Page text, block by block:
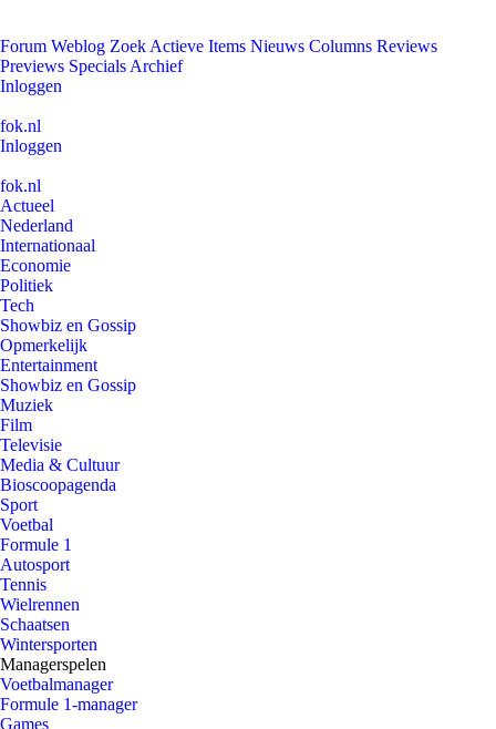
Forum Weblog Zoek Actieve Items Nieuws Columns Reviews
Previews Specials Archief
Inloggen
fok.nl
Inloggen
fok.nl
Actueel
Nederland
Internationaal
Economie
Politiek
Tech
Showbiz en Gossip
Opmerkelijk
Entertainment
Showbiz en Gossip
Muziek
Film
Televisie
Media & Cultuur
Bioscoopagenda
Sport
Voetbal
Formule 1
Autosport
Tennis
Wielrennen
Schaatsen
Wintersporten
Managerspelen
Voetbalmanager
Formule 1-manager
Games